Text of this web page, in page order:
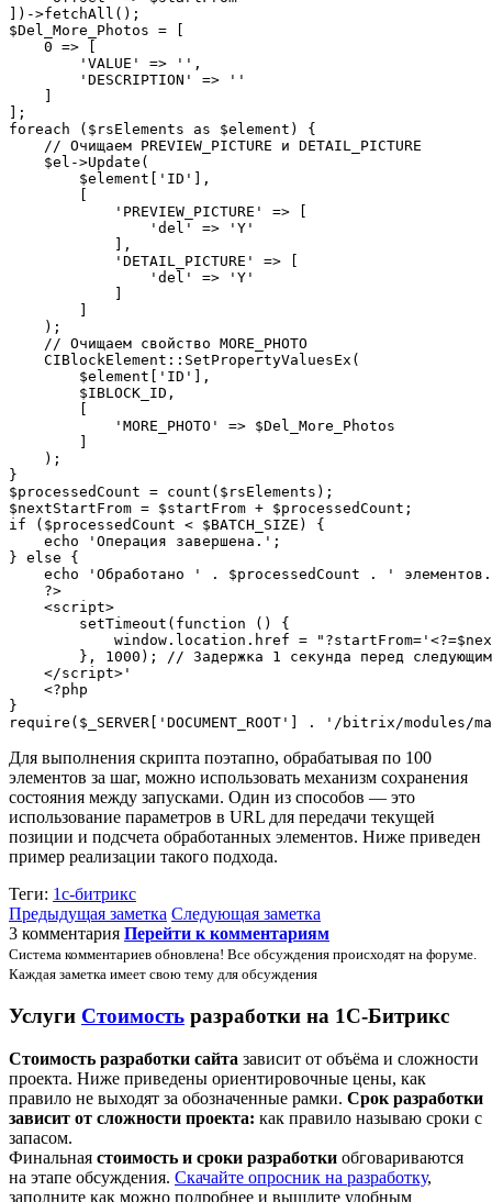
])->fetchAll();
$Del_More_Photos = [
    0 => [
        'VALUE' => '',
        'DESCRIPTION' => ''
];
foreach ($rsElements as $element) {
    // Очищаем PREVIEW_PICTURE и DETAIL_PICTURE
    $el->Update(
        $element['ID'],
            'PREVIEW_PICTURE' => [
                'del' => 'Y'
            ],
            'DETAIL_PICTURE' => [
                'del' => 'Y'
    );
    // Очищаем свойство MORE_PHOTO
    CIBlockElement::SetPropertyValuesEx(
        $element['ID'],
        $IBLOCK_ID,
            'MORE_PHOTO' => $Del_More_Photos
    );
}
$processedCount = count($rsElements);
$nextStartFrom = $startFrom + $processedCount;
if ($processedCount < $BATCH_SIZE) {
    echo 'Операция завершена.';
} else {
echo 'Обработано ' . $processedCount . '
    ?>
    <script>
        setTimeout(function () {
window.location.href =
}, 1000); // Задержка 1 секунда перед
    </script>'
    <?php
}
require($_SERVER['DOCUMENT_ROOT'] . '/bitrix/
Для выполнения скрипта поэтапно, обрабатывая по 100
элементов за шаг, можно использовать механизм сохранения
состояния между запусками. Один из способов — это
использование параметров в URL для передачи текущей
позиции и подсчета обработанных элементов. Ниже приведен
пример реализации такого подхода.
Теги: 1с-битрикс
Предыдущая заметка Следующая заметка
3 комментария Перейти к комментариям
Система комментариев обновлена! Все обсуждения происходят на форуме.
Каждая заметка имеет свою тему для обсуждения
Услуги Стоимость разработки на 1С-Битрикс
Стоимость разработки сайта зависит от объёма и сложности
проекта. Ниже приведены ориентировочные цены, как
правило не выходят за обозначенные рамки. Срок разработки
зависит от сложности проекта: как правило называю сроки с
запасом.
Финальная стоимость и сроки разработки обговариваются
на этапе обсуждения. Скачайте опросник на разработку,
заполните как можно подробнее и вышлите удобным